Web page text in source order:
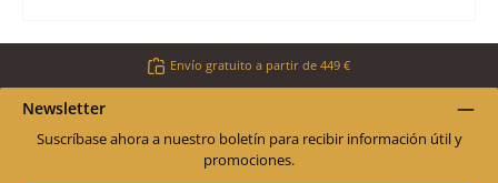
Envío gratuito a partir de 449 €
Newsletter
Suscríbase ahora a nuestro boletín para recibir información útil y
promociones.